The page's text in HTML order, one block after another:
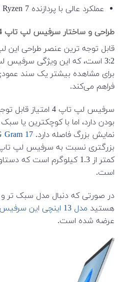
عملکرد عالی با پردازنده AMD Ryzen 7 یا Intel core i7
طراحی و ساختار سرفیس لپ تاپ 4
قابل توجه ترین عنصر طراحی
برای مشاهده بیشتر یک سند
فراهم می‌کند.
سرفیس لپ تاپ 4
بودن دارد، اما با کوچکترین یا
نمایش بزرگ فاصله دارد. Gram 17
کمتر از 1.3 کیلوگرم است
است.
در صورتی که دنبال مدل سبک تر
هستید مدل 13 اینچی این سرفیس لپ تاپ 4
عرضه شده است.